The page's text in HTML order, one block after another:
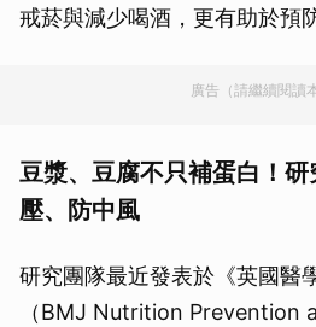
戒菸與減少喝酒，更有助於預
廣告（請繼續閱讀
豆漿、豆腐不只補蛋白！
壓、防中風
研究團隊最近發表於《英國醫
（BMJ Nutrition Prevention